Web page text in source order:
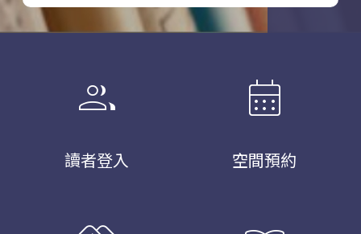
group
讀者登入
calendar_month
空間預約